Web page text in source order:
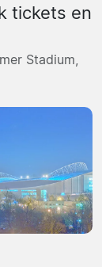
tickets en
Stadium,